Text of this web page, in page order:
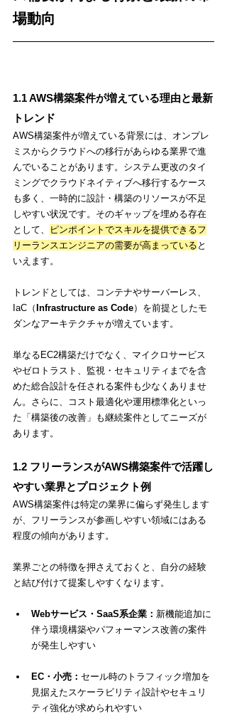
場動向
1.1 AWS構築案件が増えている理由と最新
トレンド
AWS構築案件が増えている背景には、オンプレ
ミスからクラウドへの移行があらゆる業界で進
んでいることがあります。システム更改のタイ
ミングでクラウドネイティブへ移行するケース
も多く、一時的に設計・構築のリソースが不足
しやすい状況です。そのギャップを埋める存在
として、
ピンポイントでスキルを提供できるフ
リーランスエンジニアの需要が高まっている と
いえます。
トレンドとしては、コンテナやサーバーレス、
IaC（ Infrastructure as Code）を前提としたモ
ダンなアーキテクチャが増えています。
単なるEC2構築だけでなく、マイクロサービス
やゼロトラス ト、監視・セキュリティまでを含
めた総合設計を任される案件も少なくありませ
ん。さらに、コスト 最適化や運用標準化といっ
た「構築後の改善」も継続案件としてニーズが
あります。
1.2 フリーランスがAWS構築案件で活躍し
やすい業界とプロジェクト例
AWS構築案件は特定の業界に偏らず発生します
が、フリーランスが参画しやすい領域にはある
程度の傾向があります。
業界ごとの特徴を押さえておくと、自分の経験
と結び付けて提案しやすくなります。
Webサービス・SaaS系企業： 新機能追加に
伴う環境構築やパフォーマンス改善の案件
が発生しやすい
EC・小売： セール時のトラフィック増加を
見据えたスケーラビリティ設計やセキュリ
ティ強化が求められやすい